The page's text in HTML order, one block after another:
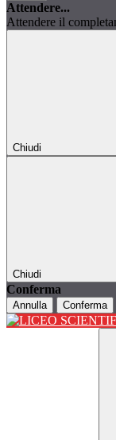
Attendere...
Attendere il
Chiudi
Chiudi
Conferma
Annulla Conferma